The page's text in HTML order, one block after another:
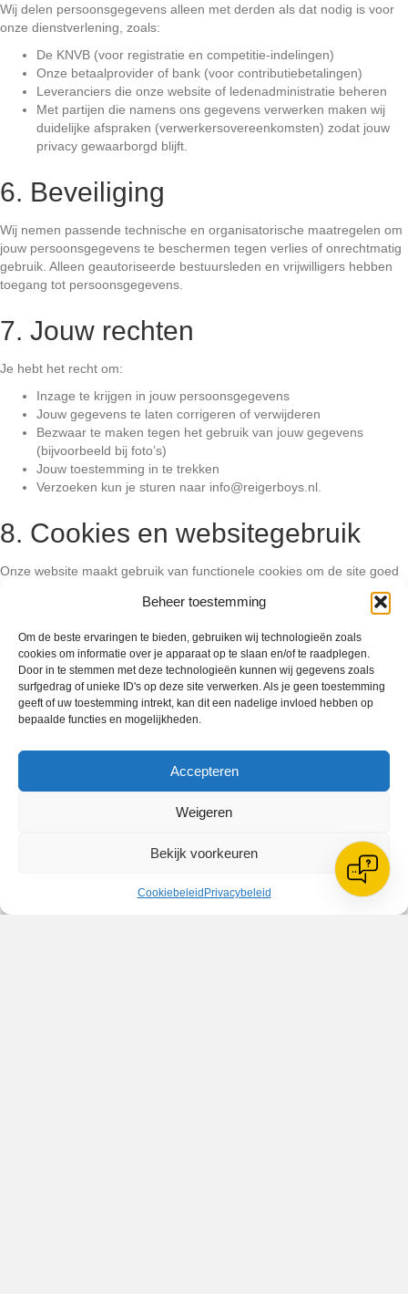
Beheer toestemming
Om de beste ervaringen te bieden, gebruiken wij technologieën zoals
cookies om informatie over je apparaat op te slaan en/of te raadplegen.
Door in te stemmen met deze technologieën kunnen wij gegevens zoals
surfgedrag of unieke ID's op deze site verwerken. Als je geen toestemming
geeft of uw toestemming intrekt, kan dit een nadelige invloed hebben op
bepaalde functies en mogelijkheden.
Accepteren
Weigeren
Bekijk voorkeuren
Cookiebeleid Privacybeleid
Wij delen persoonsgegevens alleen met derden als dat nodig is voor
onze dienstverlening, zoals:
De KNVB (voor registratie en competitie-indelingen)
Onze betaalprovider of bank (voor contributiebetalingen)
Leveranciers die onze website of ledenadministratie beheren
Met partijen die namens ons gegevens verwerken maken wij
duidelijke afspraken (verwerkersovereenkomsten) zodat jouw
privacy gewaarborgd blijft.
6. Beveiliging
Wij nemen passende technische en organisatorische maatregelen om
jouw persoonsgegevens te beschermen tegen verlies of onrechtmatig
gebruik. Alleen geautoriseerde bestuursleden en vrijwilligers hebben
toegang tot persoonsgegevens.
7. Jouw rechten
Je hebt het recht om:
Inzage te krijgen in jouw persoonsgegevens
Jouw gegevens te laten corrigeren of verwijderen
Bezwaar te maken tegen het gebruik van jouw gegevens
(bijvoorbeeld bij foto’s)
Jouw toestemming in te trekken
Verzoeken kun je sturen naar info@reigerboys.nl.
8. Cookies en websitegebruik
Onze website maakt gebruik van functionele cookies om de site goed
Analytics) gebruiken we alleen om bezoekersstatistieken bij te houden.
9. Contact
Heb je vragen over dit privacybeleid of over jouw gegevens? Neem
contact op met:
De Wending, Lotte Beesedijk 1,
10. Wijzigingen
Dit privacybeleid kan worden aangepast als de wet- of regelgeving
verandert of als wij onze werkwijze wijzigen. De meest recente versie